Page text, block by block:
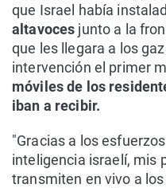
que Israel había
altavoces junto a la
que les llegara a los
intervención el primer
móviles de los
iban a recibir.
"Gracias a los
inteligencia israelí, mis
transmiten en vivo a